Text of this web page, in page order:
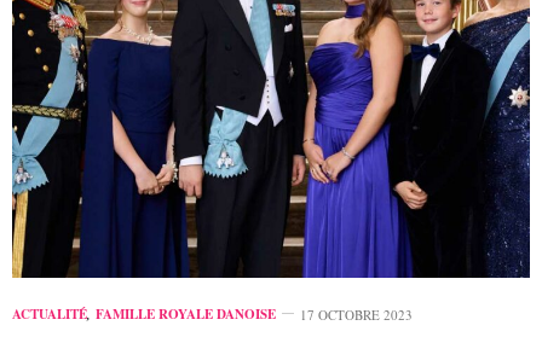
ACTUALITÉ, FAMILLE ROYALE DANOISE 17 OCTOBRE 2023